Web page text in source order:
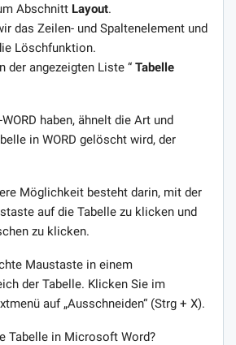
Abschnitt Layout.
das Zeilen- und Spaltenelement und
Löschfunktion.
der angezeigten Liste “ Tabelle
haben, ähnelt die Art und
in WORD gelöscht wird, der
Möglichkeit besteht darin, mit der
auf die Tabelle zu klicken und
zu klicken.
Maustaste in einem
der Tabelle. Klicken Sie im
auf „Ausschneiden“ (Strg + X).
Tabelle in Microsoft Word?